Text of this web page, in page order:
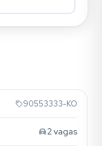
90553333-KO
2vagas